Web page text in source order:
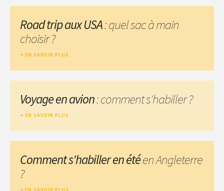
Road trip aux USA: quel sac à main
choisir ?
EN SAVOIR PLUS
Voyage en avion: comment s'habiller ?
EN SAVOIR PLUS
Comment s'habiller en étéen Angleterre
?
EN SAVOIR PLUS